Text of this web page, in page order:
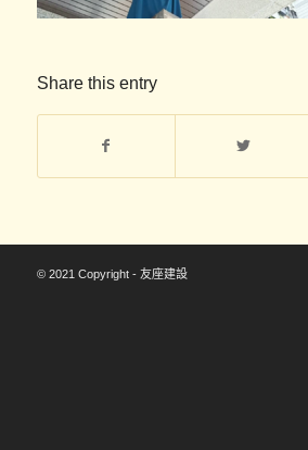
Share this entry
© 2021 Copyright - 友座建設